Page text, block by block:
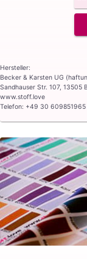
Hersteller:
Becker & Karsten UG
Sandhauser Str. 107, 13505
www.stoff.love
Telefon: +49 30 609851965